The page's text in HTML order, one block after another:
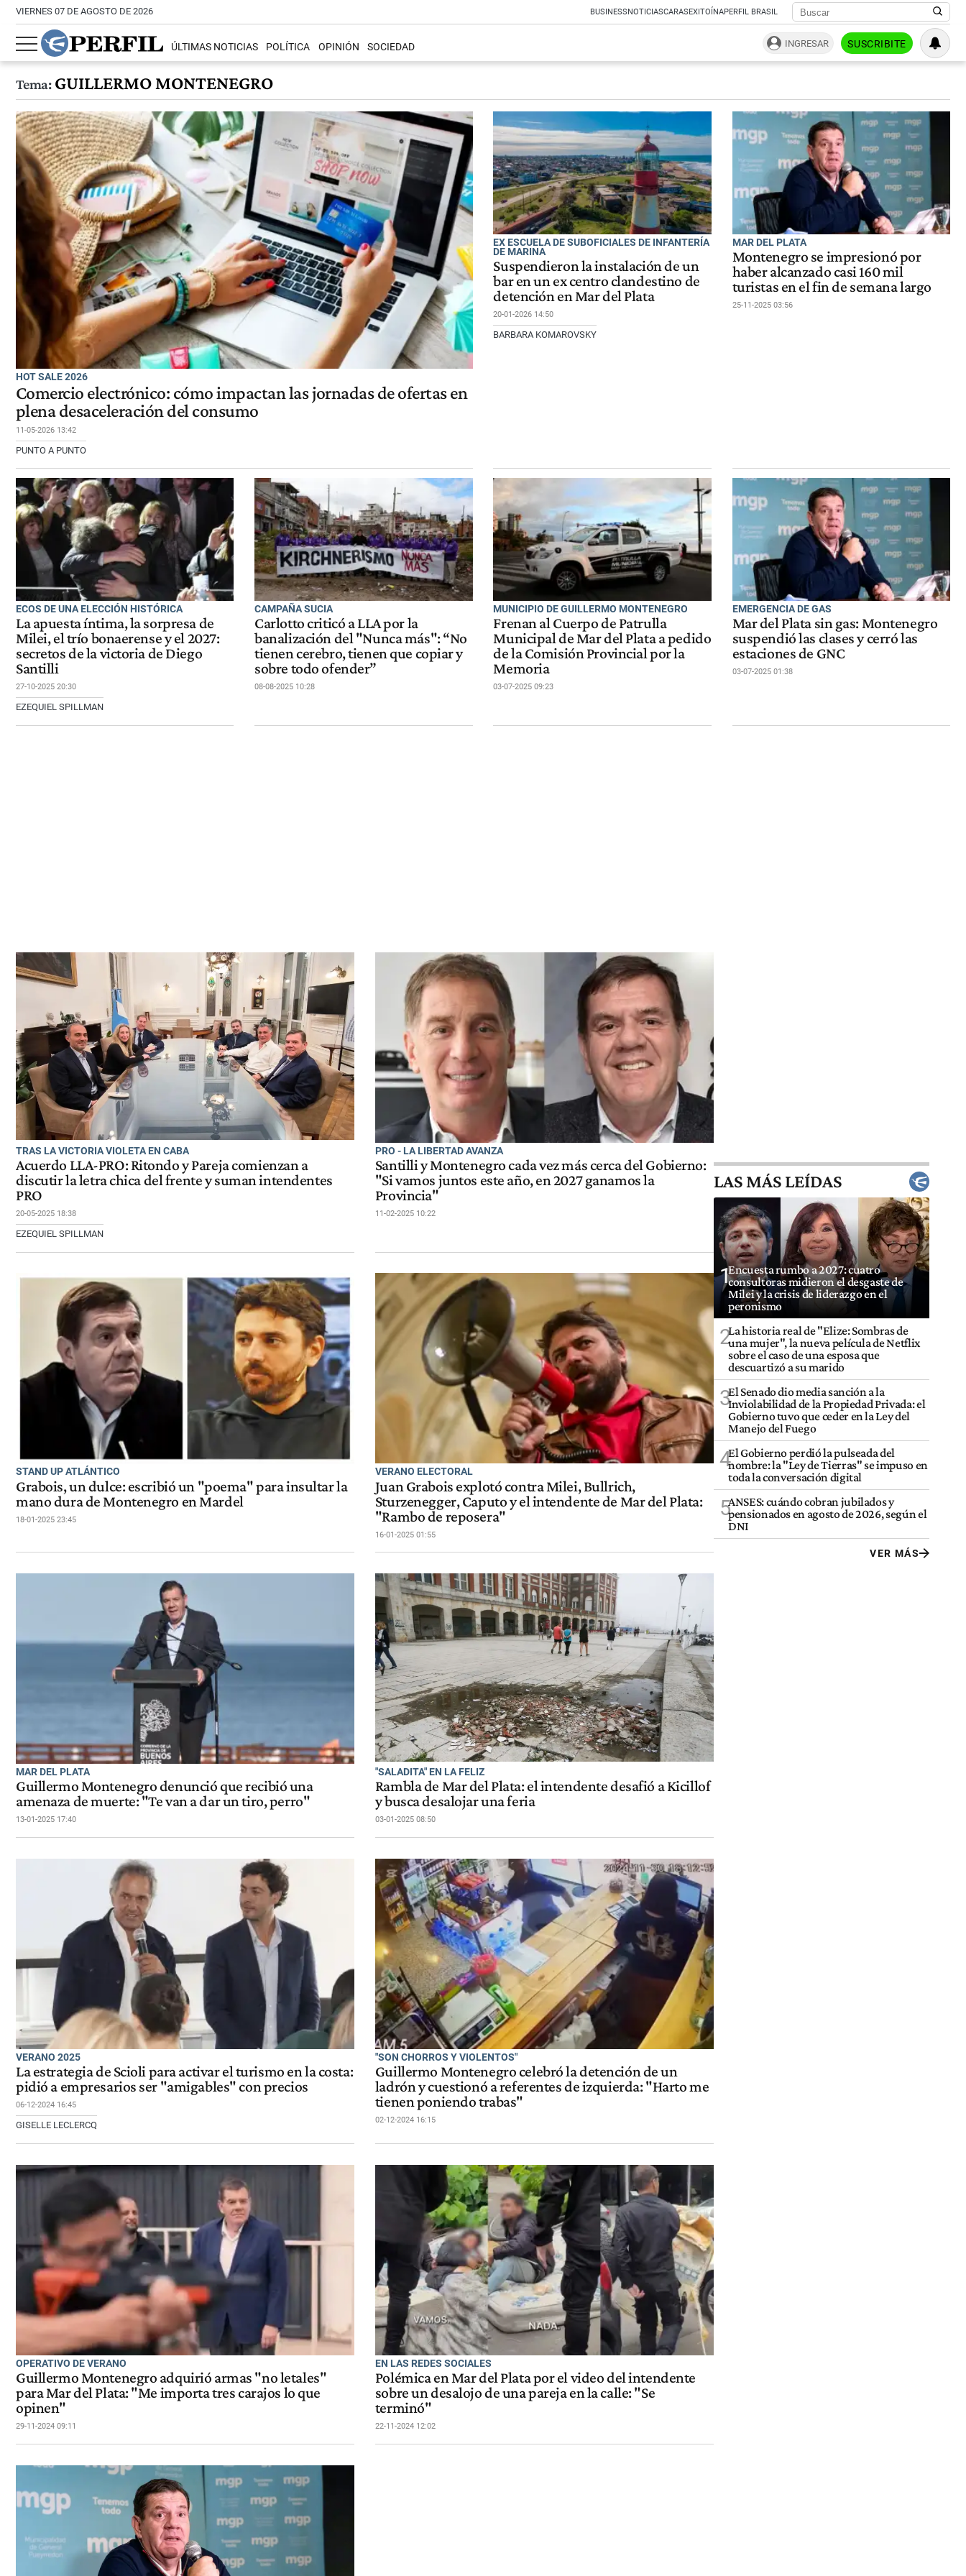
VIERNES 07 DE AGOSTO DE 2026 BUSINESSNOTICIASCARASEXITOÍNAPERFIL BRASIL
ÚLTIMAS NOTICIAS POLÍTICA OPINIÓN SOCIEDAD INGRESAR SUSCRIBITE
Tema:GUILLERMO MONTENEGRO
HOT SALE 2026
Comercio electrónico: cómo impactan las jornadas de ofertas en
plena desaceleración del consumo
11-05-2026 13:42
PUNTO A PUNTO
EX ESCUELA DE SUBOFICIALES DE INFANTERÍA
DE MARINA
Suspendieron la instalación de un
bar en un ex centro clandestino de
detención en Mar del Plata
20-01-2026 14:50
BARBARA KOMAROVSKY
MAR DEL PLATA
Montenegro se impresionó por
haber alcanzado casi 160 mil
turistas en el fin de semana largo
25-11-2025 03:56
ECOS DE UNA ELECCIÓN HISTÓRICA
La apuesta íntima, la sorpresa de
Milei, el trío bonaerense y el 2027:
secretos de la victoria de Diego
Santilli
27-10-2025 20:30
EZEQUIEL SPILLMAN
CAMPAÑA SUCIA
Carlotto criticó a LLA por la
banalización del "Nunca más": “No
tienen cerebro, tienen que copiar y
sobre todo ofender”
08-08-2025 10:28
MUNICIPIO DE GUILLERMO MONTENEGRO
Frenan al Cuerpo de Patrulla
Municipal de Mar del Plata a pedido
de la Comisión Provincial por la
Memoria
03-07-2025 09:23
EMERGENCIA DE GAS
Mar del Plata sin gas: Montenegro
suspendió las clases y cerró las
estaciones de GNC
03-07-2025 01:38
TRAS LA VICTORIA VIOLETA EN CABA
Acuerdo LLA-PRO: Ritondo y Pareja comienzan a
discutir la letra chica del frente y suman intendentes
PRO
20-05-2025 18:38
EZEQUIEL SPILLMAN
PRO - LA LIBERTAD AVANZA
Santilli y Montenegro cada vez más cerca del Gobierno:
"Si vamos juntos este año, en 2027 ganamos la
Provincia"
11-02-2025 10:22
STAND UP ATLÁNTICO
Grabois, un dulce: escribió un "poema" para insultar la
mano dura de Montenegro en Mardel
18-01-2025 23:45
VERANO ELECTORAL
Juan Grabois explotó contra Milei, Bullrich,
Sturzenegger, Caputo y el intendente de Mar del Plata:
"Rambo de reposera"
16-01-2025 01:55
MAR DEL PLATA
Guillermo Montenegro denunció que recibió una
amenaza de muerte: "Te van a dar un tiro, perro"
13-01-2025 17:40
"SALADITA" EN LA FELIZ
Rambla de Mar del Plata: el intendente desafió a Kicillof
y busca desalojar una feria
03-01-2025 08:50
VERANO 2025
La estrategia de Scioli para activar el turismo en la costa:
pidió a empresarios ser "amigables" con precios
06-12-2024 16:45
GISELLE LECLERCQ
"SON CHORROS Y VIOLENTOS"
Guillermo Montenegro celebró la detención de un
ladrón y cuestionó a referentes de izquierda: "Harto me
tienen poniendo trabas"
02-12-2024 16:15
OPERATIVO DE VERANO
Guillermo Montenegro adquirió armas "no letales"
para Mar del Plata: "Me importa tres carajos lo que
opinen"
29-11-2024 09:11
EN LAS REDES SOCIALES
Polémica en Mar del Plata por el video del intendente
sobre un desalojo de una pareja en la calle: "Se
terminó"
22-11-2024 12:02
LAS MÁS LEÍDAS
1Encuesta rumbo a 2027: cuatro
consultoras midieron el desgaste de
Milei y la crisis de liderazgo en el
peronismo
2La historia real de "Elize: Sombras de
una mujer", la nueva película de Netflix
sobre el caso de una esposa que
descuartizó a su marido
3El Senado dio media sanción a la
Inviolabilidad de la Propiedad Privada: el
Gobierno tuvo que ceder en la Ley del
Manejo del Fuego
4El Gobierno perdió la pulseada del
nombre: la "Ley de Tierras" se impuso en
toda la conversación digital
5ANSES: cuándo cobran jubilados y
pensionados en agosto de 2026, según el
DNI
VER MÁS